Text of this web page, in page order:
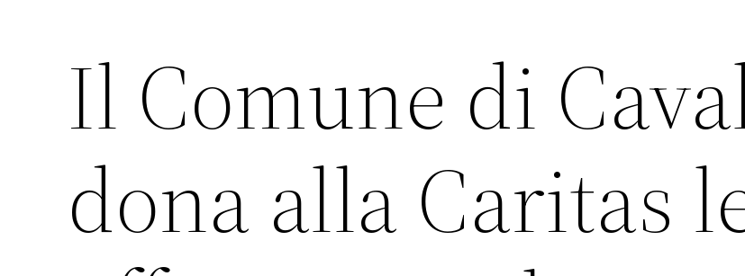
Il Comune di
dona alla Caritas